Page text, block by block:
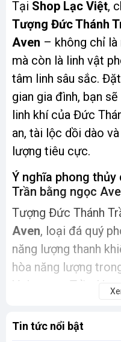
Tại Shop Lạc Việt,
Tượng Đức Thánh
Aven – không chỉ
mà còn là linh vật
tâm linh sâu sắc.
gian gia đình, bạn
linh khí của Đức
an, tài lộc dồi dào
lượng tiêu cực.
Ý nghĩa phong
Trần bằng ngọc
Tượng Đức Thánh
Aven, loại đá quý
năng lượng thanh
hòa năng lượng
hình tượng Trần
bức tượng không chỉ
Tin tức nổi bật